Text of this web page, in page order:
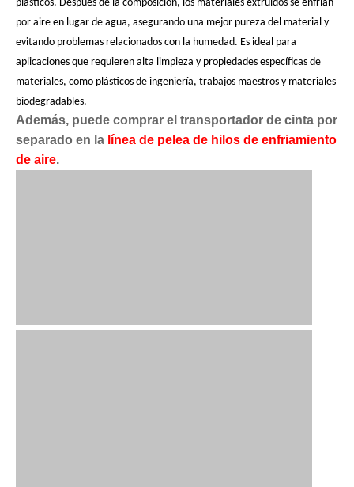
plásticos. Después de la composición, los materiales extruidos se enfrían
por aire en lugar de agua, asegurando una mejor pureza del material y
evitando problemas relacionados con la humedad. Es ideal para
aplicaciones que requieren alta limpieza y propiedades específicas de
materiales, como plásticos de ingeniería, trabajos maestros y materiales
biodegradables.
Además, puede comprar el transportador de cinta por
separado en la línea de pelea de hilos de enfriamiento
de aire.